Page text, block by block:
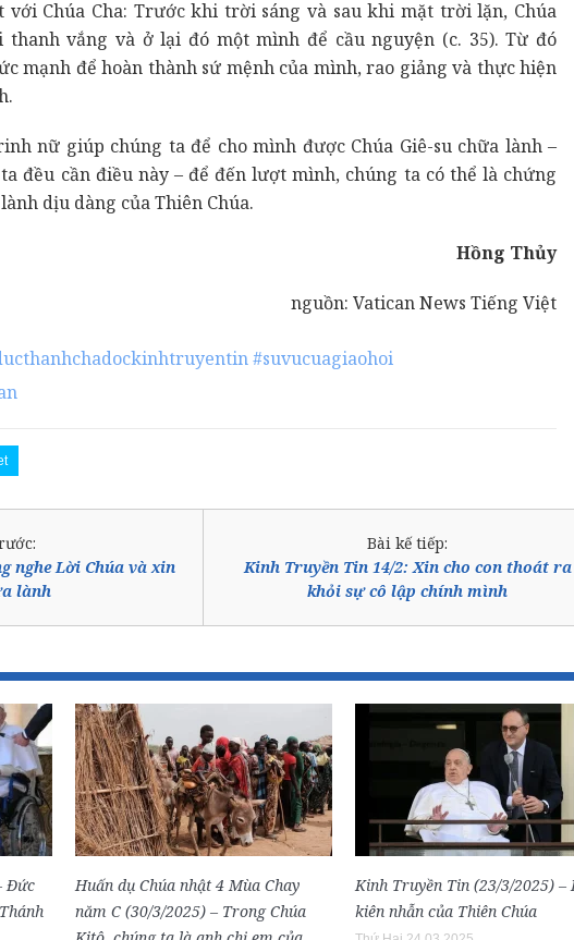
với Chúa Cha: Trước khi trời sáng và sau khi mặt trời lặn, Chúa
thanh vắng và ở lại đó một mình để cầu nguyện (c. 35). Từ đó
mạnh để hoàn thành sứ mệnh của mình, rao giảng và thực hiện
nữ giúp chúng ta để cho mình được Chúa Giê-su chữa lành –
đều cần điều này – để đến lượt mình, chúng ta có thể là chứng
dịu dàng của Thiên Chúa.
Hồng Thủy
nguồn: Vatican News Tiếng Việt
#suvucuagiaohoi
nghe Lời Chúa và xin
lành
Bài kế tiếp:
Kinh Truyền Tin 14/2: Xin cho con thoát ra
khỏi sự cô lập chính mình
Đức
Huấn dụ Chúa nhật 4 Mùa Chay
năm C (30/3/2025) – Trong Chúa
Kinh Truyền Tin (23/3/2025) –
kiên nhẫn của Thiên Chúa